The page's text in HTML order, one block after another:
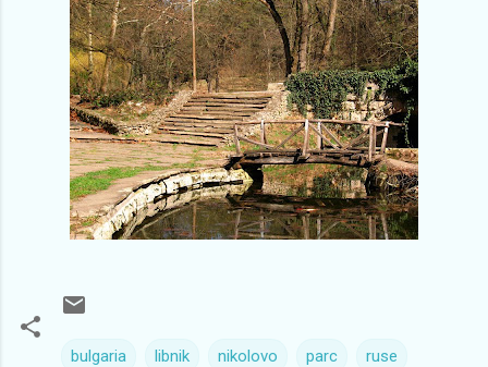
bulgaria libnik nikolovo parc ruse